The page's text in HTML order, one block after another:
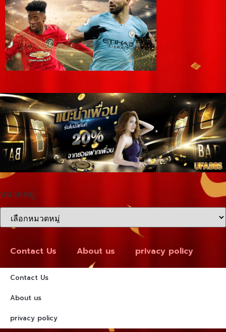
หมวดหมู่
Contact Us About us privacy policy
Contact Us
About us
privacy policy